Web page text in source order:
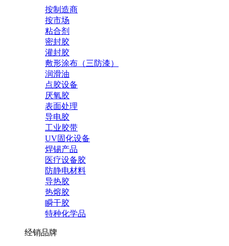
按制造商
按市场
粘合剂
密封胶
灌封胶
敷形涂布（三防漆）
润滑油
点胶设备
厌氧胶
表面处理
导电胶
工业胶带
UV固化设备
焊锡产品
医疗设备胶
防静电材料
导热胶
热熔胶
瞬干胶
特种化学品
经销品牌